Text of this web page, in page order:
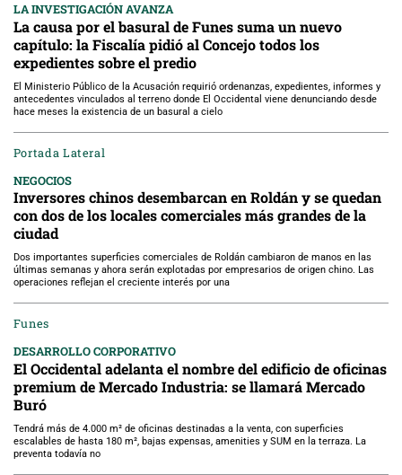
LA INVESTIGACIÓN AVANZA
La causa por el basural de Funes suma un nuevo
capítulo: la Fiscalía pidió al Concejo todos los
expedientes sobre el predio
El Ministerio Público de la Acusación requirió ordenanzas, expedientes, informes y
antecedentes vinculados al terreno donde El Occidental viene denunciando desde
hace meses la existencia de un basural a cielo
Portada Lateral
NEGOCIOS
Inversores chinos desembarcan en Roldán y se quedan
con dos de los locales comerciales más grandes de la
ciudad
Dos importantes superficies comerciales de Roldán cambiaron de manos en las
últimas semanas y ahora serán explotadas por empresarios de origen chino. Las
operaciones reflejan el creciente interés por una
Funes
DESARROLLO CORPORATIVO
El Occidental adelanta el nombre del edificio de oficinas
premium de Mercado Industria: se llamará Mercado
Buró
Tendrá más de 4.000 m² de oficinas destinadas a la venta, con superficies
escalables de hasta 180 m², bajas expensas, amenities y SUM en la terraza. La
preventa todavía no